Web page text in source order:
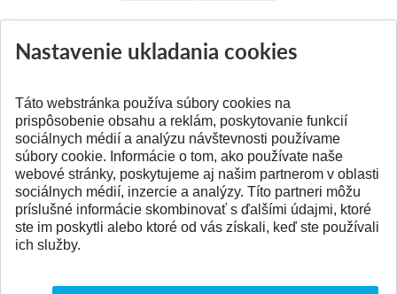
SPÄŤ NA VRCH
Nastavenie ukladania cookies
Táto webstránka používa súbory cookies na
prispôsobenie obsahu a reklám, poskytovanie funkcií
sociálnych médií a analýzu návštevnosti používame
súbory cookie. Informácie o tom, ako používate naše
webové stránky, poskytujeme aj našim partnerom v oblasti
sociálnych médií, inzercie a analýzy. Títo partneri môžu
príslušné informácie skombinovať s ďalšími údajmi, ktoré
ste im poskytli alebo ktoré od vás získali, keď ste používali
ich služby.